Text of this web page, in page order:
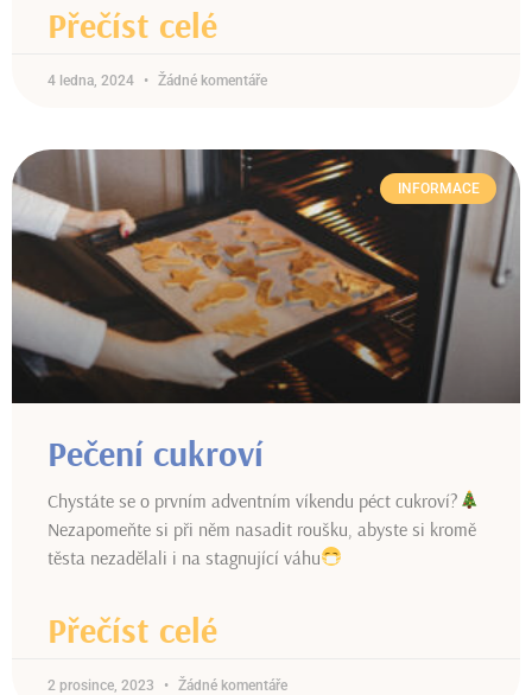
Přečíst celé
4 ledna, 2024 Žádné komentáře
INFORMACE
Pečení cukroví
Chystáte se o prvním adventním víkendu péct cukroví?
Nezapomeňte si při něm nasadit roušku, abyste si kromě
těsta nezadělali i na stagnující váhu
Přečíst celé
2 prosince, 2023 Žádné komentáře